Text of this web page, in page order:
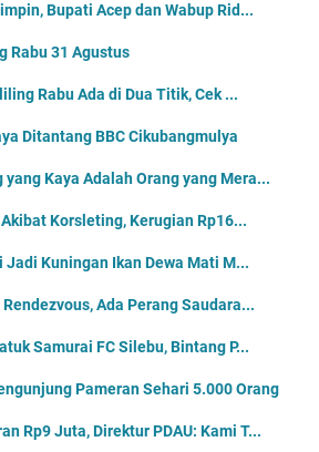
Bupati Acep dan Wabup Rid...
Rabu 31 Agustus
Rabu Ada di Dua Titik, Cek ...
Ditantang BBC Cikubangmulya
yang Kaya Adalah Orang yang Mera...
Korsleting, Kerugian Rp16...
Jadi Kuningan Ikan Dewa Mati M...
Ada Perang Saudara...
Samurai FC Silebu, Bintang P...
Pameran Sehari 5.000 Orang
Rp9 Juta, Direktur PDAU: Kami T...